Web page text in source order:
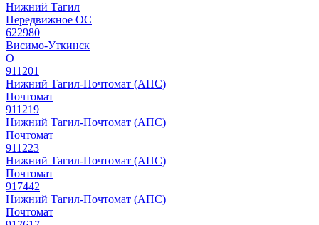
Нижний Тагил
Передвижное ОС
622980
Висимо-Уткинск
О
911201
Нижний Тагил-Почтомат (АПС)
Почтомат
911219
Нижний Тагил-Почтомат (АПС)
Почтомат
911223
Нижний Тагил-Почтомат (АПС)
Почтомат
917442
Нижний Тагил-Почтомат (АПС)
Почтомат